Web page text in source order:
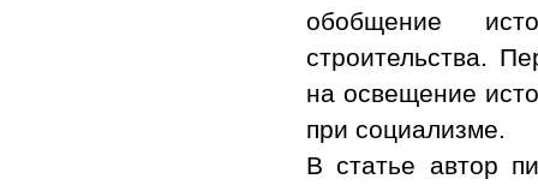
обобщение
строительства.
на освещение
при социализме.
В статье автор